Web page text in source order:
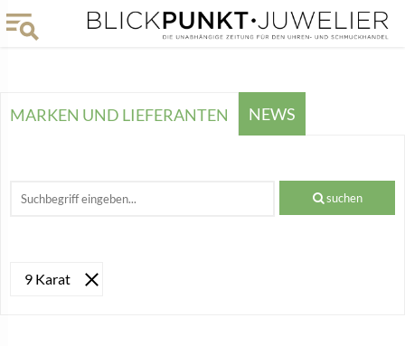
MARKEN UND LIEFERANTEN NEWS
suchen
9 Karat